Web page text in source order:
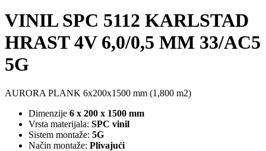
VINIL SPC 5112 KARLSTAD
HRAST 4V 6,0/0,5 MM 33/AC5
5G
AURORA PLANK 6x200x1500 mm (1,800 m2)
Dimenzije 6 x 200 x 1500 mm
Vrsta materijala: SPC vinil
Sistem montaže: 5G
Način montaže: Plivajući